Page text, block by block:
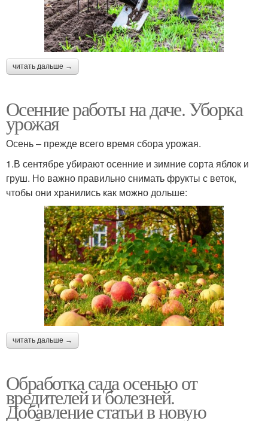
читать дальше →
Осенние работы на даче. Уборка
урожая
Осень – прежде всего время сбора урожая.
1.В сентябре убирают осенние и зимние сорта яблок и
груш. Но важно правильно снимать фрукты с веток,
чтобы они хранились как можно дольше:
читать дальше →
Обработка сада осенью от
вредителей и болезней.
Добавление статьи в новую